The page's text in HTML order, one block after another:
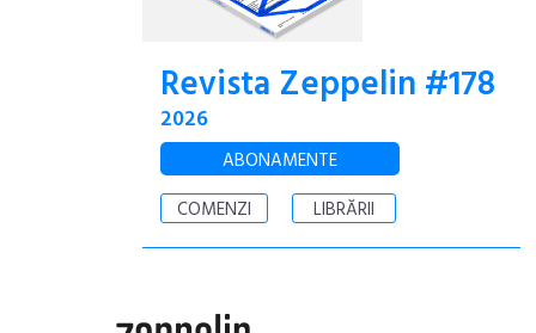
Revista Zeppelin #178
2026
ABONAMENTE
COMENZI
LIBRĂRII